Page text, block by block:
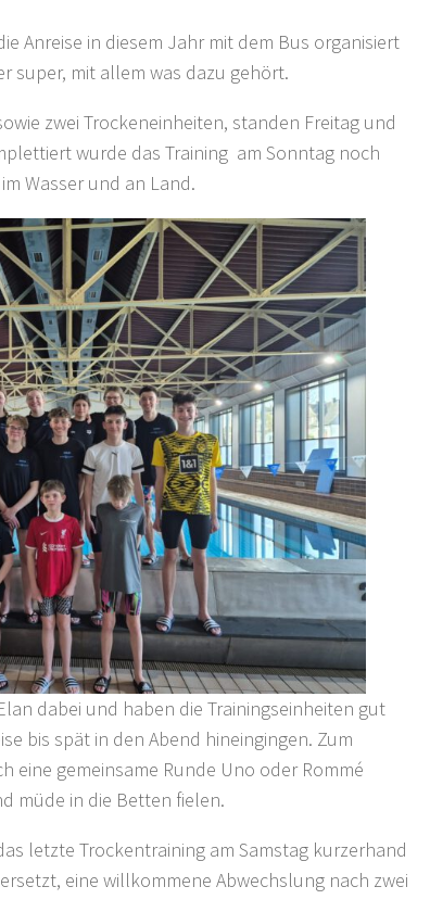
Anreise in diesem Jahr mit dem Bus organisiert
super, mit allem was dazu gehört.
zwei Trockeneinheiten, standen Freitag und
wurde das Training am Sonntag noch
Wasser und an Land.
dabei und haben die Trainingseinheiten gut
bis spät in den Abend hineingingen. Zum
eine gemeinsame Runde Uno oder Rommé
müde in die Betten fielen.
letzte Trockentraining am Samstag kurzerhand
eine willkommene Abwechslung nach zwei